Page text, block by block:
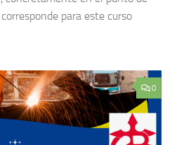
para este curso
0